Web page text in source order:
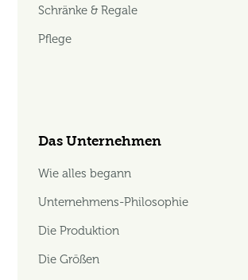
Schränke & Regale
Pflege
Das Unternehmen
Wie alles begann
Unternehmens-Philosophie
Die Produktion
Die Größen